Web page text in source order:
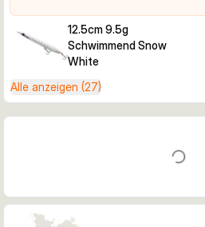
12.5cm 9.5g
Schwimmend Snow
White
Alle anzeigen (27)